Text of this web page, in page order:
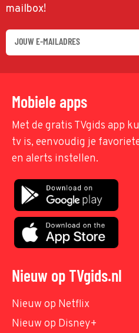
mailbox!
Mobiele apps
Met de gratis TVgids app
tv is, eenvoudig je
en alerts instellen.
Nieuw op TVgids.nl
Nieuw op Netflix
Nieuw op Disney+